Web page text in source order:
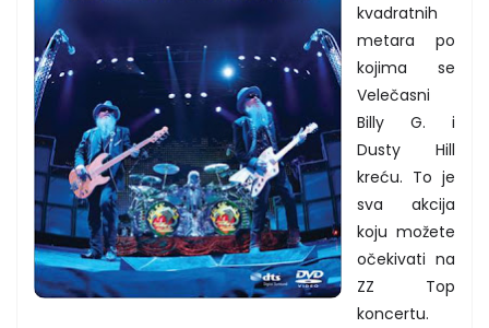
kvadratnih
metara po
kojima se
Velečasni
Billy G. i
Dusty Hill
kreću. To je
sva akcija
koju možete
očekivati na
ZZ Top
koncertu.